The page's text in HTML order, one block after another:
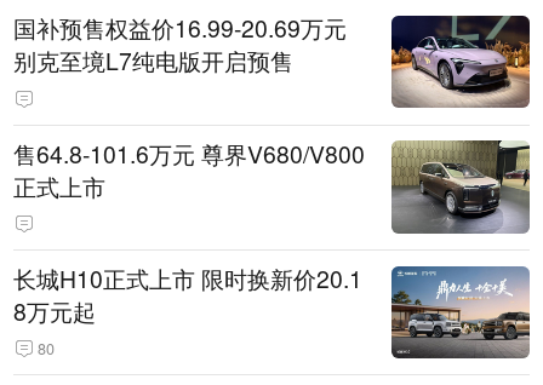
国补预售权益价16.99-20.69万元
别克至境L7纯电版开启预售
售64.8-101.6万元 尊界V680/V800
正式上市
长城H10正式上市 限时换新价20.1
8万元起
80